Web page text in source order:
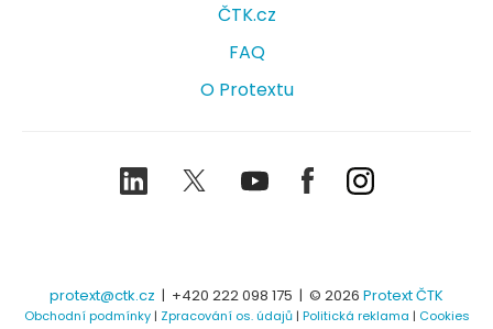
ČTK.cz
FAQ
O Protextu
LinkedIn TwitterYoutubeFacebookInstagram
protext@ctk.cz | +420 222 098 175 | © 2026 Protext ČTK
Obchodní podmínky| Zpracování os. údajů| Politická reklama | Cookies